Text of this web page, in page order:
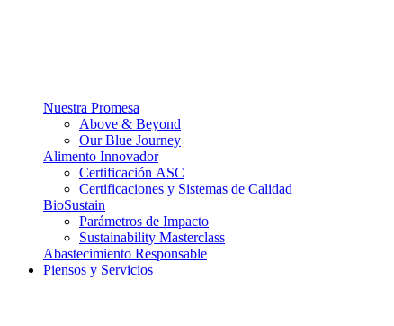
Nuestra Promesa
Above & Beyond
Our Blue Journey
Alimento Innovador
Certificación ASC
Certificaciones y Sistemas de Calidad
BioSustain
Parámetros de Impacto
Sustainability Masterclass
Abastecimiento Responsable
Piensos y Servicios